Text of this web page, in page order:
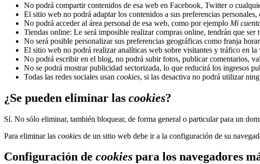
No podrá compartir contenidos de esa web en Facebook, Twitter o
El sitio web no podrá adaptar los contenidos a sus preferencias
No podrá acceder al área personal de esa web, como por ejemplo Mi
Tiendas online: Le será imposible realizar compras online, tendrán que
No será posible personalizar sus preferencias geográficas como franja
El sitio web no podrá realizar analíticas web sobre visitantes y tráfico en
No podrá escribir en el blog, no podrá subir fotos, publicar comentarios,
No se podrá mostrar publicidad sectorizada, lo que reducirá los ingresos
Todas las redes sociales usan cookies, si las desactiva no podrá utilizar
¿Se pueden eliminar las cookies?
Sí. No sólo eliminar, también bloquear, de forma general o particular para un
Para eliminar las cookies de un sitio web debe ir a la configuración de su
Configuración de cookies para los navegadores